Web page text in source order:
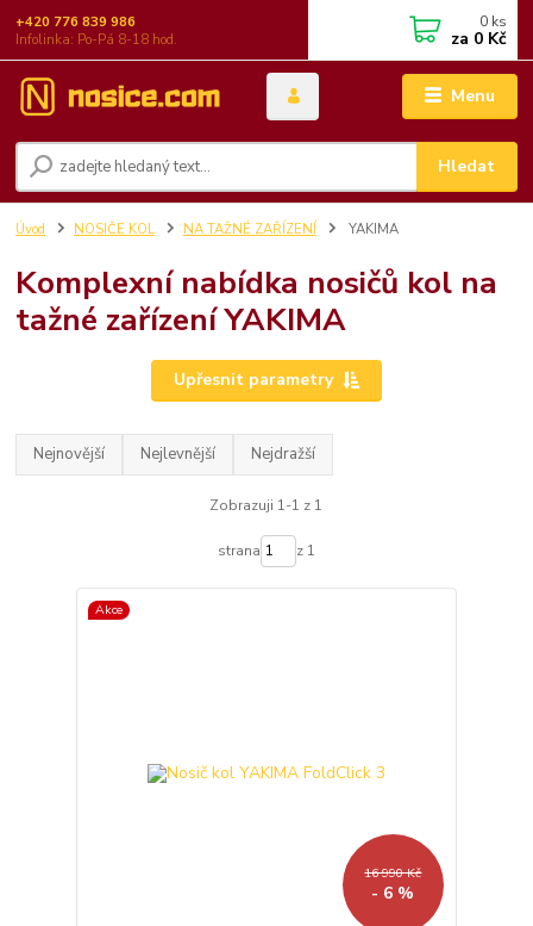
Menu
Hledat
+420 776 839 986
Infolinka: Po-Pá 8-18 hod.
0 ks
za 0 Kč
Úvod NOSIČE KOL NA TAŽNÉ ZAŘÍZENÍ YAKIMA
Komplexní nabídka nosičů kol na
tažné zařízení YAKIMA
Upřesnit parametry
Nejnovější Nejlevnější Nejdražší
Zobrazuji 1-1 z 1
strana z 1
Akce
16 990 Kč
- 6 %